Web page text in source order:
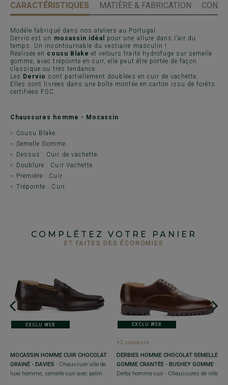
CARACTÉRISTIQUES MATIÈRE & FABRICATION
Modèle fabriqué dans nos ateliers au Portugal.
Dervio est un mocassin idéal
pour une allure dans l’air du
temps. Un incontournable du vestiaire masculin !
Réalisée en cousu Blake et velours traité hydrofuge sur semelle
gomme, avec trépointe en cuir, elle peut être portée de façon
classique ou très tendance.
Les Dervio sont partiellement doublées en cuir de vachette.
Elles sont livrées dans une boîte montée en carton issu de forêts
certifiées FSC.
Chaussures homme - Mocassin
Cousu Blake.
Semelle Gomme.
Dessus : Cuir de vachette.
Doublure : Cuir Vachette.
Première : Cuir.
Trépointe : Cuir.
COMPLÉTEZ VOTRE PANIER
ET FAITES DES ÉCONOMIES
EXCLU WEB
MOCASSIN HOMME CUIR CHOCOLAT
GRAINÉ - DAVIES - Chaussure ville de
luxe homme, semelle cuir avec patin
EXCLU WEB
+2 couleurs
DERBIES HOMME CHOCOLAT SEMELLE
GOMME CRANTÉE - BUSHEY GOMME -
Derby homme cuir - Chaussures de ville